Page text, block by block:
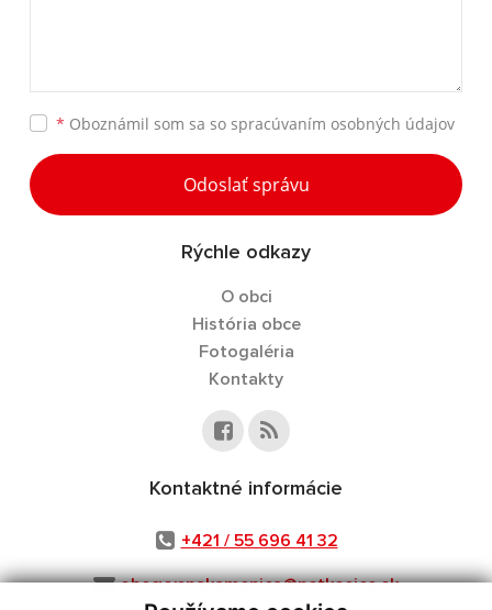
* Oboznámil som sa so spracúvaním osobných údajov
Odoslať správu
Rýchle odkazy
O obci
História obce
Fotogaléria
Kontakty
Kontaktné informácie
+421 / 55 696 41 32
obecvysnakamenica@netkosice.sk